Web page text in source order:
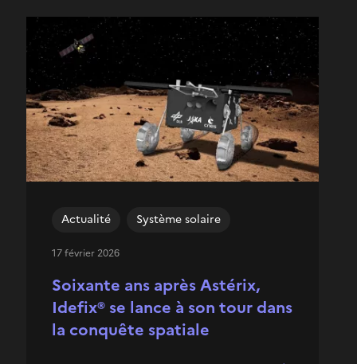
Soixante ans après Astérix,
Idefix® se lance à son tour dans
la conquête spatiale
Actualité Système solaire
17 février 2026